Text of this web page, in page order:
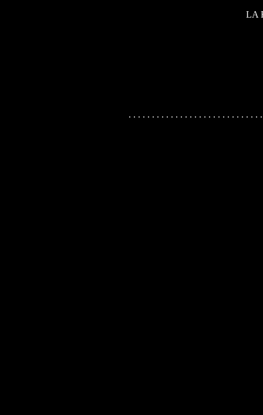
LA
. . . . . . . . . . . . . . . . . . . . . . . . . . . .